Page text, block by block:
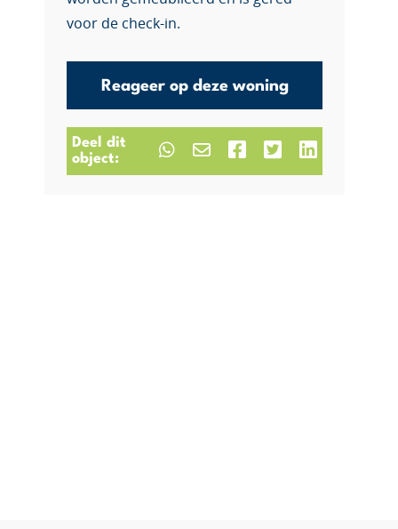
voor de check-in.
Reageer op deze woning
Deel dit
object: